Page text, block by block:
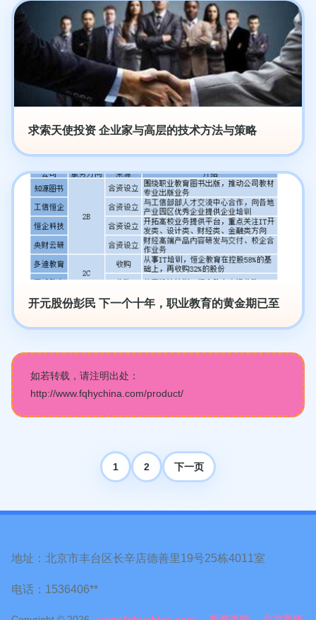
求索天使投资 企业家与高层的技术方法与策略
开元股份彭民 下一个十年，职业教育的黄金期已至
如若转载，请注明出处：
http://www.fqhychina.com/product/
1 2 下一页
地址：北京市丰台区长辛店德善里19号25栋4011室
电话：1536406**